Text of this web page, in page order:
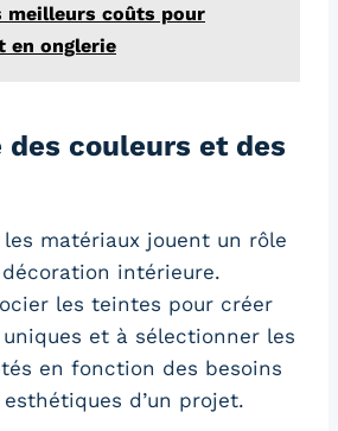
meilleurs coûts pour
en onglerie
des couleurs et des
matériaux jouent un rôle
intérieure.
les teintes pour créer
et à sélectionner les
en fonction des besoins
d’un projet.